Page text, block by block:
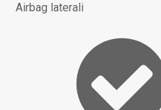
Airbag laterali